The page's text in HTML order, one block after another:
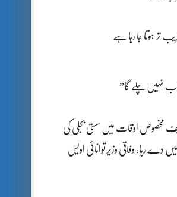
تر ہوتا جا رہا ہے
اب نہیں چلے گا”
مخصوص اوقات میں سستی بجلی کی
دے رہا، وفاقی وزیر توانائی اویس